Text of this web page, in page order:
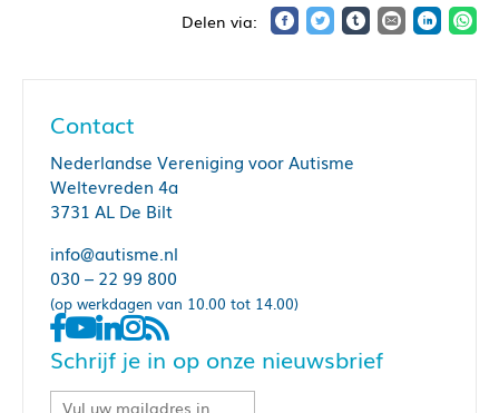
Contact
Nederlandse Vereniging voor Autisme
Weltevreden 4a
3731 AL De Bilt
info@autisme.nl
030 – 22 99 800
(op werkdagen van 10.00 tot 14.00)
Schrijf je in op onze nieuwsbrief